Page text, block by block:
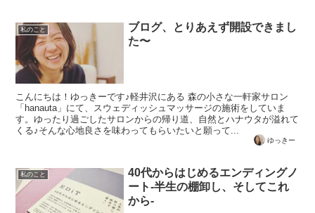
私のこと
ブログ、とりあえず開設できまし
た〜
こんにちは！ゆっきーです♪軽井沢にある 森の小さな一軒家サロン
「hanauta」にて、スウェディッシュマッサージの施術をしていま
す。ゆったり過ごしたサロンからの帰り道、自然とハナウタが溢れて
くる♪そんな心地良さを味わってもらいたいと願って...
ゆっきー
私のこと
40代からはじめるエンディングノ
ート-半生の棚卸し、そしてこれ
から-